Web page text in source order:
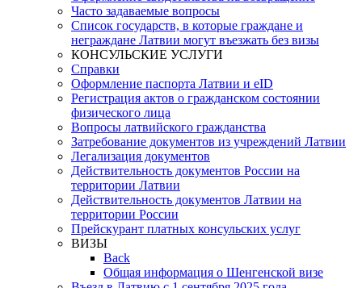
Часто задаваемые вопросы
Список государств, в которые граждане и
неграждане Латвии могут въезжать без визы
КОНСУЛЬСКИЕ УСЛУГИ
Справки
Оформление паспорта Латвии и eID
Регистрация актов о гражданском состоянии
физического лица
Вопросы латвийского гражданства
Затребование документов из учреждений Латвии
Легализация документов
Действительность документов России на
территории Латвии
Действительность документов Латвии на
территории России
Прейскурант платных консульских услуг
ВИЗЫ
Back
Общая информация о Шенгенской визе